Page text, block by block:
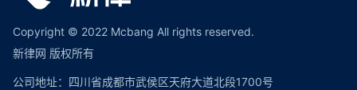
Copyright © 2022 Mcbang All rights reserved.
新律网 版权所有
公司地址：四川省成都市武侯区天府大道北段1700号